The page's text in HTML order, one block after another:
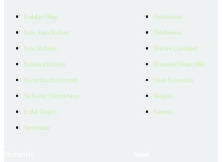
Emlakjet Blog
Satın Alma Rehberi
Satıcı Rehberi
Kiralama Rehberi
Konut Kredisi Rehberi
Ne Kadar Ödeyebilirim
Emlak Değeri
Verilerimiz
Hakkımızda
Ödüllerimiz
Reklam Çözümleri
Kurumsal Materyaller
İnsan Kaynakları
İletişim
Yardım